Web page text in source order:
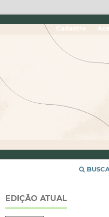
Cadastro
EDIÇÃO ATUAL